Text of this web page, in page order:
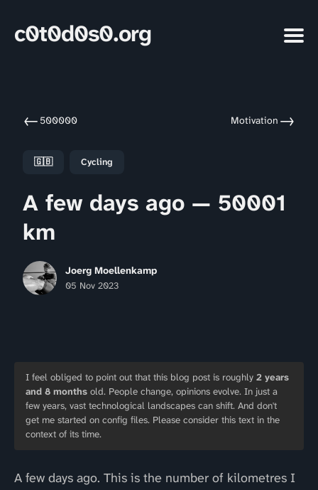
c0t0d0s0.org
← 500000 Motivation →
🇬🇧 Cycling
A few days ago — 50001
km
Joerg Moellenkamp
05 Nov 2023
I feel obliged to point out that this blog post is roughly 2 years
and 8 months old. People change, opinions evolve. In just a
few years, vast technological landscapes can shift. And don't
get me started on config files. Please consider this text in the
context of its time.
A few days ago. This is the number of kilometres I